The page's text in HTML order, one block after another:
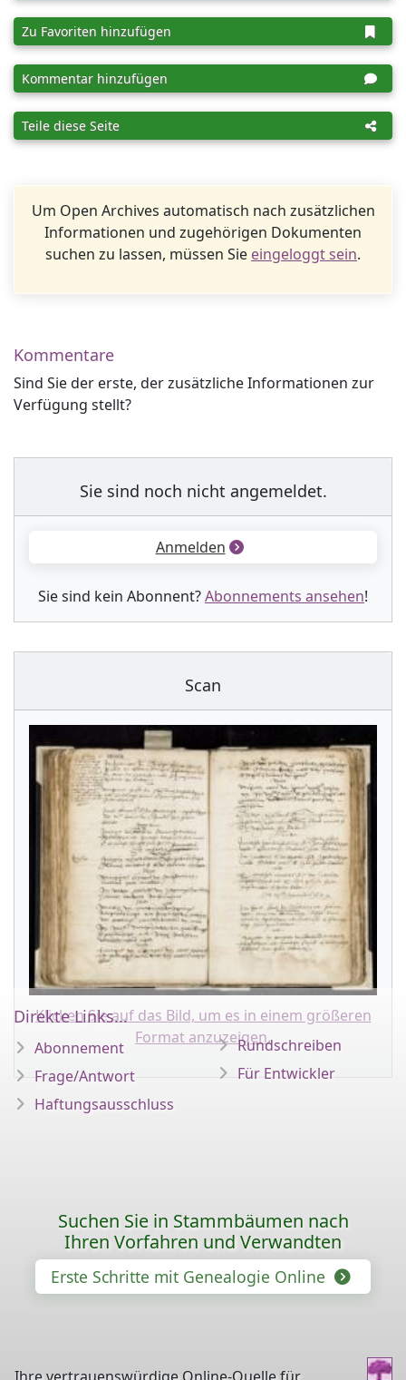
Zu Favoriten hinzufügen
Kommentar hinzufügen
Teile diese Seite
Um Open Archives automatisch nach zusätzlichen
Informationen und zugehörigen Dokumenten
suchen zu lassen, müssen Sie eingeloggt sein.
Kommentare
Sind Sie der erste, der zusätzliche Informationen zur
Verfügung stellt?
Sie sind noch nicht angemeldet.
Anmelden
Sie sind kein Abonnent?Abonnements ansehen!
Scan
Klicken Sie auf das Bild, um es in einem größeren
Format anzuzeigen.
Direkte Links...
Abonnement
Frage/Antwort
Haftungsausschluss
Rundschreiben
Für Entwickler
Suchen Sie in Stammbäumen nach
Ihren Vorfahren und Verwandten
Erste Schritte mit Genealogie Online